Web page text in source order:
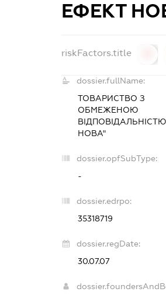
ЕФЕКТ
riskFactors.title
dossier.fullName:
ТОВАРИСТВО З
ОБМЕЖЕНОЮ
НОВА"
dossier.opfSubType:
-
dossier.edrpo:
35318719
dossier.regDate:
30.07.07